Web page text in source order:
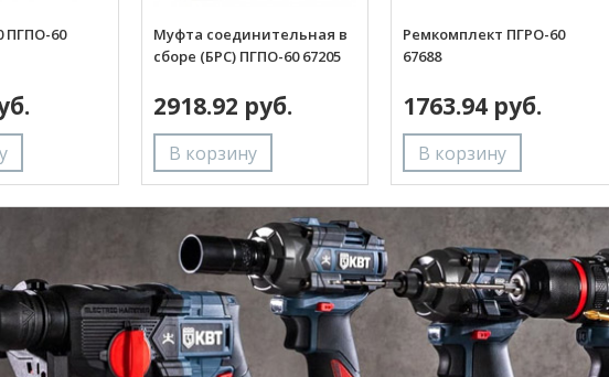
ПГПО-60
Муфта соединительная в
сборе (БРС) ПГПО-60 67205
2918.92 руб.
Ремкомплект ПГРО-60
67688
1763.94 руб.